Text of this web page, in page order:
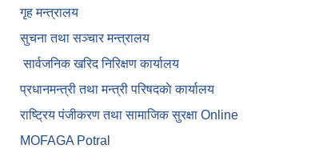
गृह मन्त्रालय
सुचना तथा सञ्चार मन्त्रालय
सार्वजनिक खरिद निरिक्षण कार्यालय
प्रधानमन्त्री तथा मन्त्री परिषदकाे कार्यालय
राष्ट्रिय पंजीकरण तथा सामाजिक सुरक्षा Online
MOFAGA Potral